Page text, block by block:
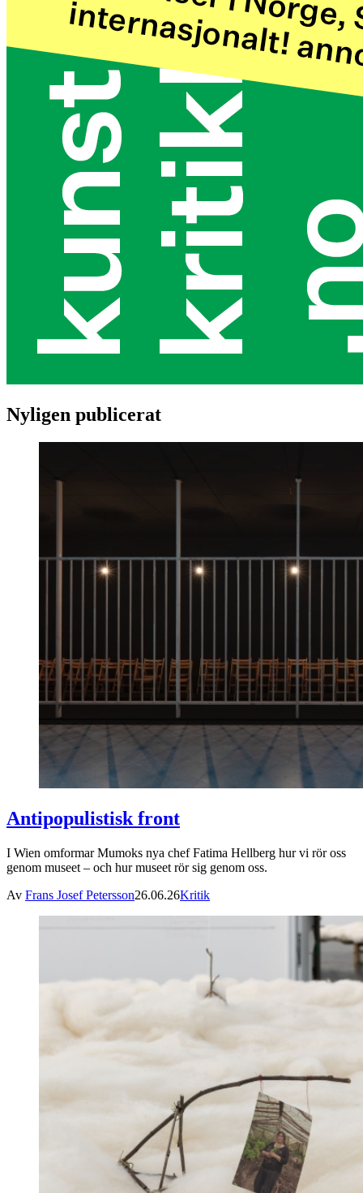
Nyligen publicerat
Antipopulistisk front
I Wien omformar Mumoks nya chef Fatima Hellberg hur vi rör oss
genom museet – och hur museet rör sig genom oss.
Av Frans Josef Petersson26.06.26Kritik